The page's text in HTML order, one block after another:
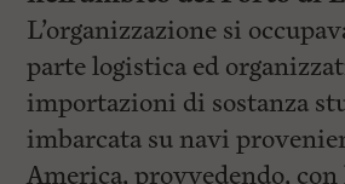
L’organizzazione si
parte logistica ed
importazioni di sostanza
imbarcata su navi
America, provvedendo, con